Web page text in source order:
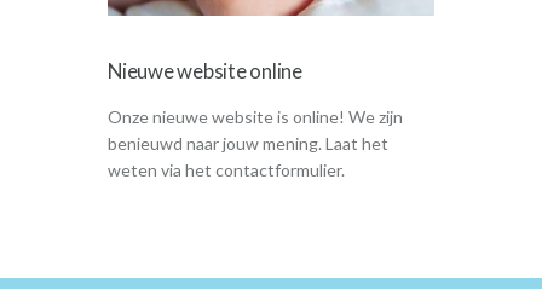
Wanneer bellen?
Baringshoudingen
Pijnbestrijding
Waar bevallen?
Benodigdheden bevalling
Tips
Nieuwe website online
Onze nieuwe website is online! We zijn
benieuwd naar jouw mening. Laat het
weten via het contactformulier.